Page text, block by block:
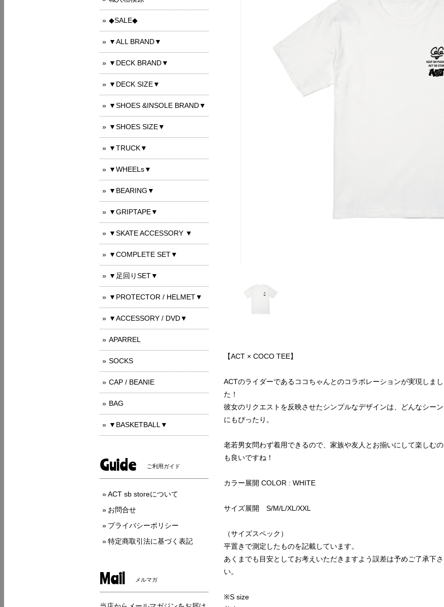
【ACT × COCO TEE】
ACTのライダーであるココちゃんとのコラボレーションが実現しまし
た！
彼女のリクエストを反映させたシンプルなデザインは、どんなシーン
にもぴったり。
老若男女問わず着用できるので、家族や友人とお揃いにして楽しむの
も良いですね！
カラー展開 COLOR : WHITE
サイズ展開 S/M/L/XL/XXL
（サイズスペック）
平置きで測定したものを記載しています。
あくまでも目安としてお考えいただきますよう誤差は予めご了承下さ
い。
※S size
◆SALE◆
▼ALL BRAND▼
▼DECK BRAND▼
▼DECK SIZE▼
▼SHOES &INSOLE BRAND▼
▼SHOES SIZE▼
▼TRUCK▼
▼WHEELs▼
▼BEARING▼
▼GRIPTAPE▼
▼SKATE ACCESSORY ▼
▼COMPLETE SET▼
▼足回りSET▼
▼PROTECTOR / HELMET▼
▼ACCESSORY / DVD▼
APARREL
SOCKS
CAP / BEANIE
BAG
▼BASKETBALL▼
Guide ご利用ガイド
ACT sb storeについて
お問合せ
プライバシーポリシー
特定商取引法に基づく表記
Mail メルマガ